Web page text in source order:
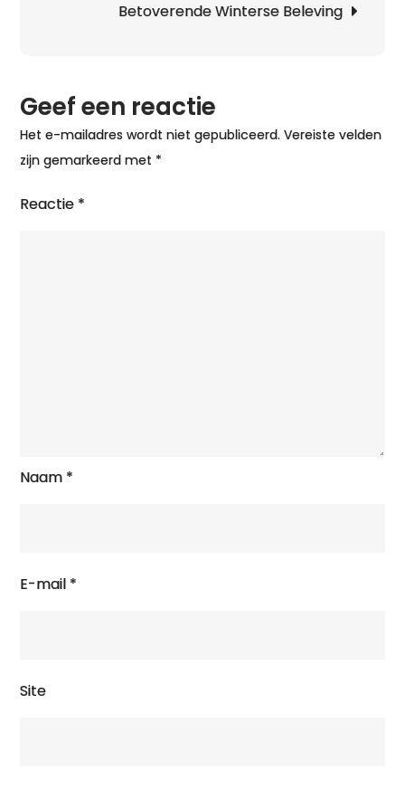
Betoverende Winterse Beleving
Geef een reactie
Het e-mailadres wordt niet gepubliceerd. Vereiste velden
zijn gemarkeerd met *
Reactie *
Naam *
E-mail *
Site